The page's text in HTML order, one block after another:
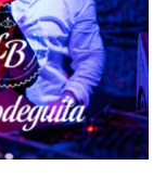
ZWARTE RUITER
Haags Poppodium sinds
1988
SEPTEMBER
Wine, Jazz & Food
HOENDER EN HOP
Comfort Food, Comfort